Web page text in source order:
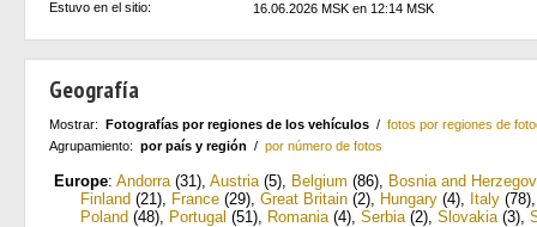
Estuvo en el sitio:
16.06.2026 MSK en 12:14 MSK
Geografía
Mostrar: Fotografías por regiones de los vehículos / fotos por regiones de
Agrupamiento: por país y región / por número de fotos
Europe: Andorra(31), Austria(5), Belgium (86), Bosnia and
Finland (21), France (29), Great Britain (2), Hungary (4), Italy (78)
Poland (48), Portugal (51), Romania(4), Serbia(2), Slovakia(3),